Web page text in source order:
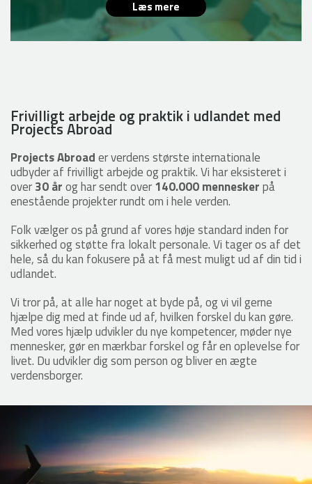
Læs mere
Frivilligt arbejde og praktik i udlandet med
Projects Abroad
Projects Abroader verdens største internationale
udbyder af frivilligt arbejde og praktik. Vi har eksisteret i
over30 årog har sendt over140.000 menneskerpå
enestående projekter rundt om i hele verden.
Folk vælger os på grund af vores høje standard inden for
sikkerhed og støtte fra lokalt personale. Vi tager os af det
hele, så du kan fokusere på at få mest muligt ud af din tid i
udlandet.
Vi tror på, at alle har noget at byde på, og vi vil gerne
hjælpe dig med at finde ud af, hvilken forskel du kan gøre.
Med vores hjælp udvikler du nye kompetencer, møder nye
mennesker, gør en mærkbar forskel og får en oplevelse for
livet. Du udvikler dig som person og bliver en ægte
verdensborger.